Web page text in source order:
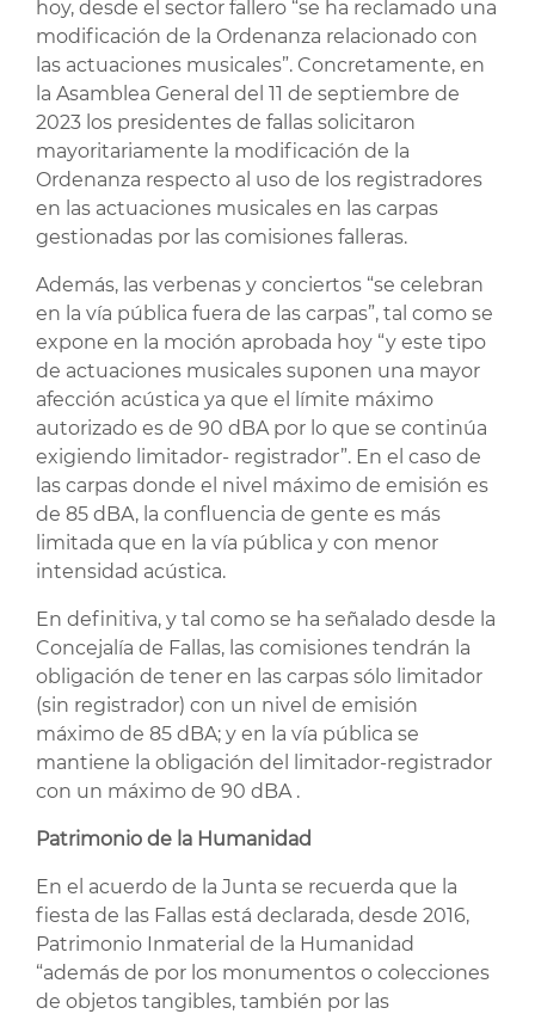
hoy, desde el sector fallero “se ha reclamado una
modificación de la Ordenanza relacionado con
las actuaciones musicales”. Concretamente, en
la Asamblea General del 11 de septiembre de
2023 los presidentes de fallas solicitaron
mayoritariamente la modificación de la
Ordenanza respecto al uso de los registradores
en las actuaciones musicales en las carpas
gestionadas por las comisiones falleras.
Además, las verbenas y conciertos “se celebran
en la vía pública fuera de las carpas”, tal como se
expone en la moción aprobada hoy “y este tipo
de actuaciones musicales suponen una mayor
afección acústica ya que el límite máximo
autorizado es de 90 dBA por lo que se continúa
exigiendo limitador- registrador”. En el caso de
las carpas donde el nivel máximo de emisión es
de 85 dBA, la confluencia de gente es más
limitada que en la vía pública y con menor
intensidad acústica.
En definitiva, y tal como se ha señalado desde la
Concejalía de Fallas, las comisiones tendrán la
obligación de tener en las carpas sólo limitador
(sin registrador) con un nivel de emisión
máximo de 85 dBA; y en la vía pública se
mantiene la obligación del limitador-registrador
con un máximo de 90 dBA .
Patrimonio de la Humanidad
En el acuerdo de la Junta se recuerda que la
fiesta de las Fallas está declarada, desde 2016,
Patrimonio Inmaterial de la Humanidad
“además de por los monumentos o colecciones
de objetos tangibles, también por las